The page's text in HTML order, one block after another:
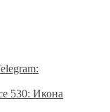
530: Икона